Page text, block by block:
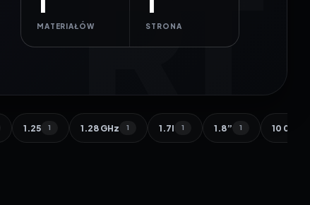
MATERIAŁÓW STRONA
1.25 1 1.28 GHz 1 1.7l 1 1.8” 1 10 000